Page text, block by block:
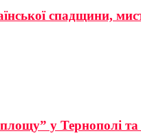
спадщини,
у Тернополі та